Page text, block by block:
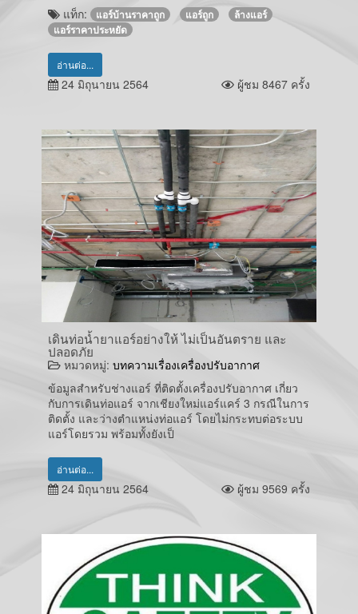
แท็ก:
แอร์บ้านราคาถูก แอร์ถูก
ล้างแอร์
แอร์ราคาประหยัด
อ่านต่อ...
24 มิถุนายน 2564 ผู้ชม 8467 ครั้ง
เดินท่อน้ำยาแอร์อย่างให้ ไม่เป็นอันตราย และ
ปลอดภัย
หมวดหมู่: บทความเรื่องเครื่องปรับอากาศ
ข้อมูลสำหรับช่างแอร์ ที่ติดตั้งเครื่องปรับอากาศ เกี่ยว
กับการเดินท่อแอร์ จากเชียงใหม่แอร์แคร์ 3 กรณีในการ
ติดตั้ง และว่างตำแหน่งท่อแอร์ โดยไม่กระทบต่อระบบ
แอร์โดยรวม พร้อมทั้งยังเป็
อ่านต่อ...
24 มิถุนายน 2564 ผู้ชม 9569 ครั้ง